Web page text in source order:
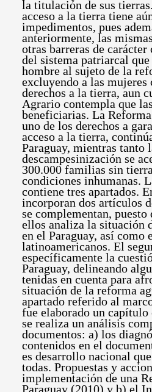
la titulación de sus
acceso a la tierra tiene
impedimentos, pues
anteriormente, las
otras barreras de
del sistema patriarcal
hombre al sujeto de la
excluyendo a las mujeres
derechos a la tierra, aun
Agrario contempla que
beneficiarias. La
uno de los derechos a
acceso a la tierra,
Paraguay, mientras tanto
descampesinización se
300.000 familias sin
condiciones inhumanas.
contiene tres apartados.
incorporan dos artículos
se complementan,
ellos analiza la situación
en el Paraguay, así como
latinoamericanos. El
específicamente la
Paraguay, delineando
tenidas en cuenta para
situación de la reforma
apartado referido al
fue elaborado un capítulo
se realiza un análisis
documentos: a) los
contenidos en el
es desarrollo nacional
todas. Propuestas y
implementación de una
Paraguay (2010) y b) el